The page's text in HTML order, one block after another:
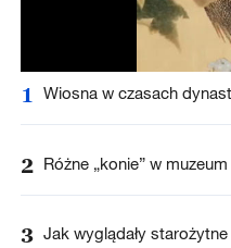
1 Wiosna w czasach
2 Różne „konie” w muzeum
3 Jak wyglądały